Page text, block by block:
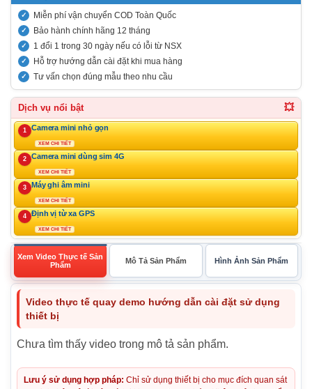
Miễn phí vận chuyển COD Toàn Quốc
Bảo hành chính hãng 12 tháng
1 đổi 1 trong 30 ngày nếu có lỗi từ NSX
Hỗ trợ hướng dẫn cài đặt khi mua hàng
Tư vấn chọn đúng mẫu theo nhu cầu
Dịch vụ nổi bật 💥
1 Camera mini nhỏ gọn
XEM CHI TIẾT
2 Camera mini dùng sim 4G
XEM CHI TIẾT
3 Máy ghi âm mini
XEM CHI TIẾT
4 Định vị từ xa GPS
XEM CHI TIẾT
Xem Video Thực tế Sản
Phẩm
Mô Tả Sản Phẩm Hình Ảnh Sản Phẩm
Video thực tế quay demo hướng dẫn cài đặt sử dụng
thiết bị
Chưa tìm thấy video trong mô tả sản phẩm.
Lưu ý sử dụng hợp pháp: Chỉ sử dụng thiết bị cho mục đích quan sát